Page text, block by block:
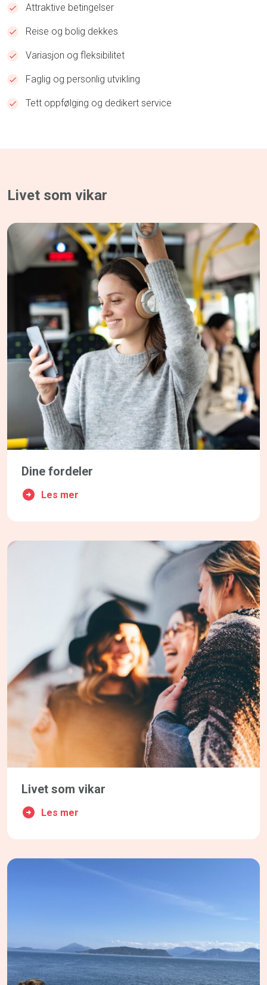
Attraktive betingelser
Reise og bolig dekkes
Variasjon og fleksibilitet
Faglig og personlig utvikling
Tett oppfølging og dedikert service
Livet som vikar
Dine fordeler
Les mer
Livet som vikar
Les mer